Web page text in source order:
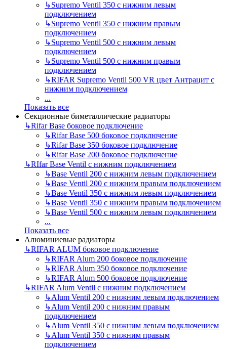
↳Supremo Ventil 350 с нижним левым
подключением
↳Supremo Ventil 350 с нижним правым
подключением
↳Supremo Ventil 500 с нижним левым
подключением
↳Supremo Ventil 500 с нижним правым
подключением
↳RIFAR Supremo Ventil 500 VR цвет Антрацит с
нижним подключением
...
Показать все
Секционные биметаллические радиаторы
↳Rifar Base боковое подключение
↳Rifar Base 500 боковое подключение
↳Rifar Base 350 боковое подключение
↳Rifar Base 200 боковое подключение
↳RIfar Base Ventil с нижним подключением
↳Base Ventil 200 с нижним левым подключением
↳Base Ventil 200 с нижним правым подключением
↳Base Ventil 350 с нижним левым подключением
↳Base Ventil 350 с нижним правым подключением
↳Base Ventil 500 с нижним левым подключением
...
Показать все
Алюминиевые радиаторы
↳RIFAR ALUM боковое подключение
↳RIFAR Alum 200 боковое подключение
↳RIFAR Alum 350 боковое подключение
↳RIFAR Alum 500 боковое подключение
↳RIFAR Alum Ventil с нижним подключением
↳Alum Ventil 200 с нижним левым подключением
↳Alum Ventil 200 с нижним правым
подключением
↳Alum Ventil 350 с нижним левым подключением
↳Alum Ventil 350 с нижним правым
подключением